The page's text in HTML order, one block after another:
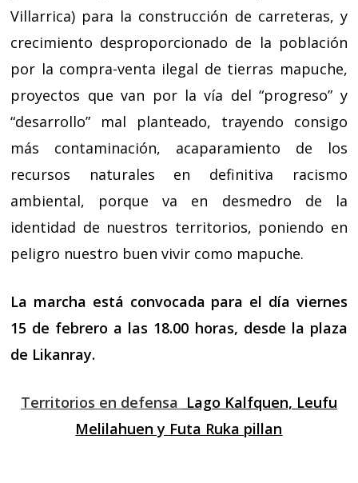
Villarrica) para la construcción de carreteras, y
crecimiento desproporcionado de la población
por la compra-venta ilegal de tierras mapuche,
proyectos que van por la vía del “progreso” y
“desarrollo” mal planteado, trayendo consigo
más contaminación, acaparamiento de los
recursos naturales en definitiva racismo
ambiental, porque va en desmedro de la
identidad de nuestros territorios, poniendo en
peligro nuestro buen vivir como mapuche.
La marcha está convocada para el día viernes
15 de febrero a las 18.00 horas, desde la plaza
de Likanray.
Territorios en defensa Lago Kalfquen, Leufu
Melilahuen y Futa Ruka pillan